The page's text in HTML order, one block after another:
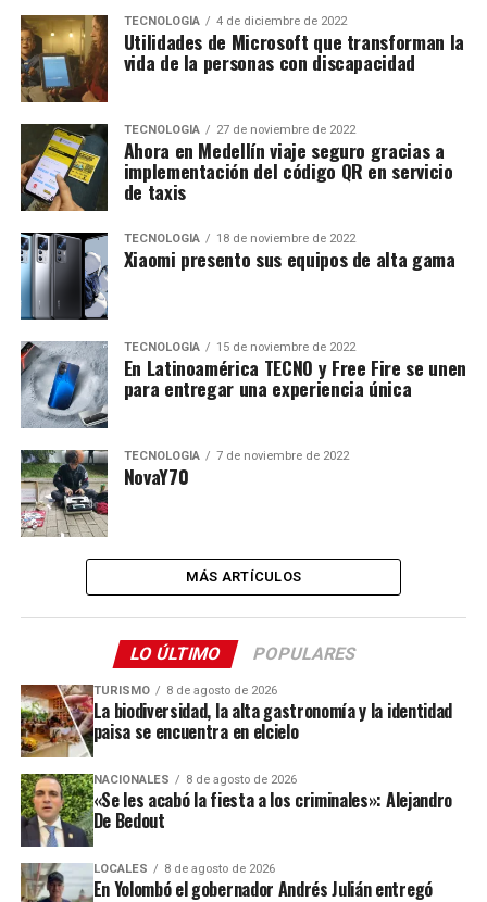
TECNOLOGÍA 4 de diciembre de 2022
Utilidades de Microsoft que transforman la
vida de la personas con discapacidad
TECNOLOGÍA 27 de noviembre de 2022
Ahora en Medellín viaje seguro gracias a
implementación del código QR en servicio
de taxis
TECNOLOGÍA 18 de noviembre de 2022
Xiaomi presento sus equipos de alta gama
TECNOLOGÍA 15 de noviembre de 2022
En Latinoamérica TECNO y Free Fire se unen
para entregar una experiencia única
TECNOLOGÍA 7 de noviembre de 2022
NovaY70
MÁS ARTÍCULOS
LO ÚLTIMO POPULARES
TURISMO 8 de agosto de 2026
La biodiversidad, la alta gastronomía y la identidad
paisa se encuentra en elcielo
NACIONALES 8 de agosto de 2026
«Se les acabó la fiesta a los criminales»: Alejandro
De Bedout
LOCALES 8 de agosto de 2026
En Yolombó el gobernador Andrés Julián entregó